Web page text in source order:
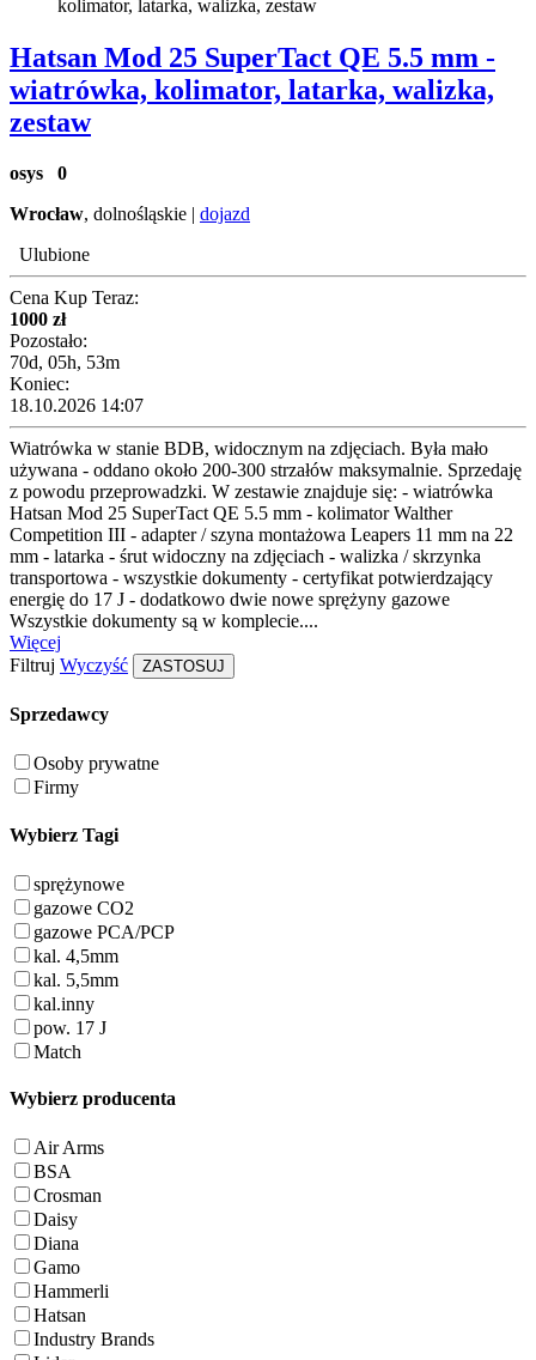
Hatsan Mod 25 SuperTact QE 5.5 mm -
wiatrówka, kolimator, latarka, walizka,
zestaw
osys 0
Wrocław, dolnośląskie | dojazd
Ulubione
Cena Kup Teraz:
1000 zł
Pozostało:
70d, 05h, 53m
Koniec:
18.10.2026 14:07
Wiatrówka w stanie BDB, widocznym na zdjęciach. Była mało
używana - oddano około 200-300 strzałów maksymalnie. Sprzedaję
z powodu przeprowadzki. W zestawie znajduje się: - wiatrówka
Hatsan Mod 25 SuperTact QE 5.5 mm - kolimator Walther
Competition III - adapter / szyna montażowa Leapers 11 mm na 22
mm - latarka - śrut widoczny na zdjęciach - walizka / skrzynka
transportowa - wszystkie dokumenty - certyfikat potwierdzający
energię do 17 J - dodatkowo dwie nowe sprężyny gazowe
Wszystkie dokumenty są w komplecie....
Więcej
Filtruj Wyczyść ZASTOSUJ
Sprzedawcy
Osoby prywatne
Firmy
Wybierz Tagi
sprężynowe
gazowe CO2
gazowe PCA/PCP
kal. 4,5mm
kal. 5,5mm
kal.inny
pow. 17 J
Match
Wybierz producenta
Air Arms
BSA
Crosman
Daisy
Diana
Gamo
Hammerli
Hatsan
Industry Brands